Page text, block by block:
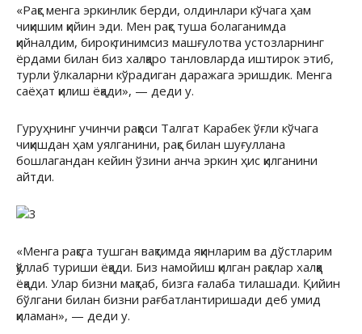
«Рақс менга эркинлик берди, олдинлари кўчага ҳам
чиқишим қийин эди. Мен рақс туша болаганимда
қийналдим, бироқ тинимсиз машғулотва устозларнинг
ёрдами билан биз халқаро танловларда иштирок этиб,
турли ўлкаларни кўрадиган даражага эришдик. Менга
саёҳат қилиш ёқади», — деди у.
Гуруҳнинг учинчи раққоси Талгат Карабек ўғли кўчага
чиқишдан ҳам уялганини, рақс билан шуғуллана
бошлагандан кейин ўзини анча эркин ҳис қилганини
айтди.
«Менга рақсга тушган вақтимда яқинларим ва дўстларим
қўллаб туриши ёқади. Биз намойиш қилган рақслар халққа
ёқади. Улар бизни мақтаб, бизга ғалаба тилашади. Қийин
бўлгани билан бизни рағбатлантиришади деб умид
қиламан», — деди у.